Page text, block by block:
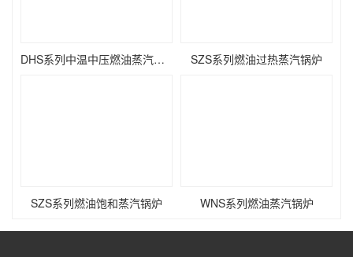
DHS系列中温中压燃油蒸汽锅炉 SZS系列燃油过热蒸汽锅炉
SZS系列燃油饱和蒸汽锅炉 WNS系列燃油蒸汽锅炉